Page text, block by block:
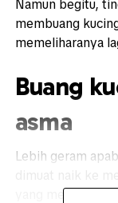
Namun begitu,
membuang
memeliharanya
Buang
asma
Lebih geram
yang menonton